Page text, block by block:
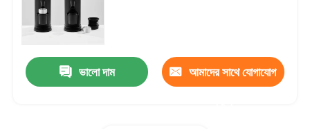
ডসারলেস কফি গ্রাইন্ডার
বাণিজ্যিক কফি পেষকদন্ত
ভালো দাম আমাদের সাথে যোগাযোগ